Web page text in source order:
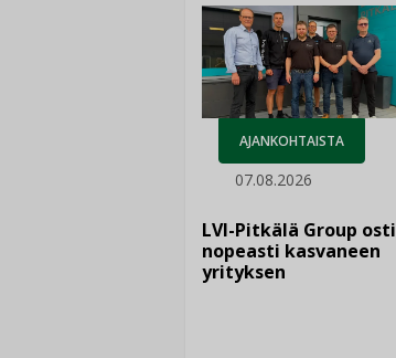
AJANKOHTAISTA
07.08.2026
LVI-Pitkälä Group osti
nopeasti kasvaneen
yrityksen